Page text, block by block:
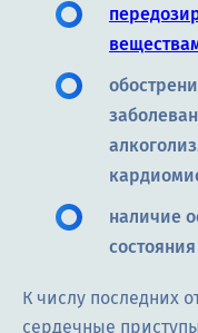
наличие
К числу последних
сердечные